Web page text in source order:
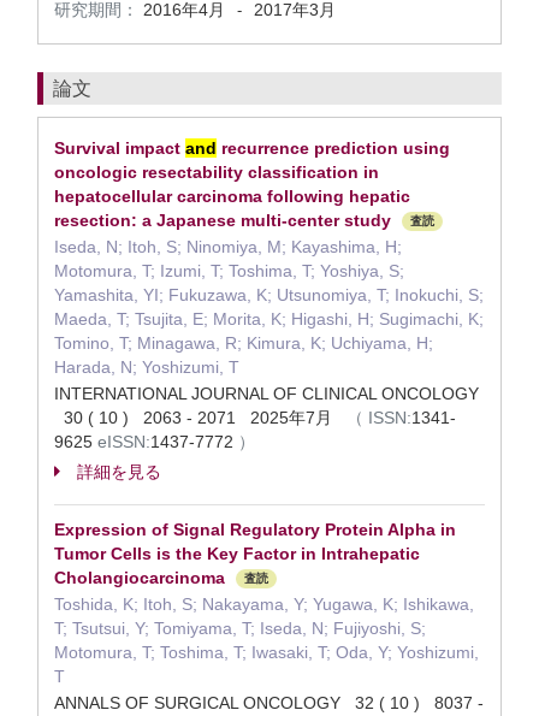
研究期間：
2016年4月 - 2017年3月
論文
Survival impact and recurrence prediction using
oncologic resectability classification in
hepatocellular carcinoma following hepatic
resection: a Japanese multi-center study
査読
Iseda, N; Itoh, S; Ninomiya, M; Kayashima, H;
Motomura, T; Izumi, T; Toshima, T; Yoshiya, S;
Yamashita, YI; Fukuzawa, K; Utsunomiya, T; Inokuchi, S;
Maeda, T; Tsujita, E; Morita, K; Higashi, H; Sugimachi, K;
Tomino, T; Minagawa, R; Kimura, K; Uchiyama, H;
Harada, N; Yoshizumi, T
INTERNATIONAL JOURNAL OF CLINICAL ONCOLOGY
30 ( 10 ) 2063 - 2071 2025年7月
（ ISSN:1341-
9625 eISSN:1437-7772 ）
詳細を見る
Expression of Signal Regulatory Protein Alpha in
Tumor Cells is the Key Factor in Intrahepatic
Cholangiocarcinoma
査読
Toshida, K; Itoh, S; Nakayama, Y; Yugawa, K; Ishikawa,
T; Tsutsui, Y; Tomiyama, T; Iseda, N; Fujiyoshi, S;
Motomura, T; Toshima, T; Iwasaki, T; Oda, Y; Yoshizumi,
T
ANNALS OF SURGICAL ONCOLOGY 32 ( 10 ) 8037 -